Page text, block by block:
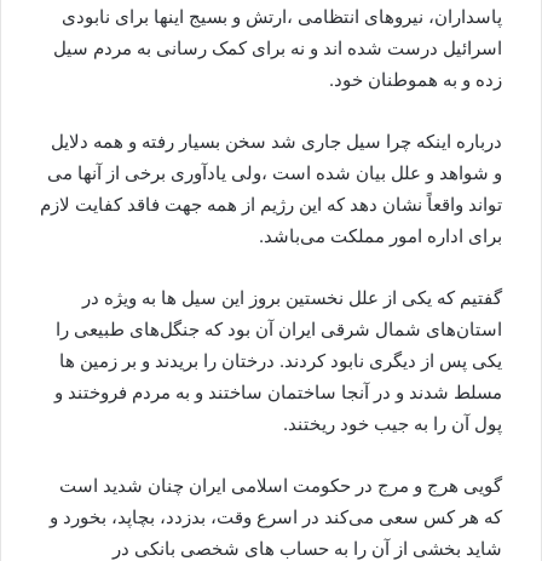
پاسداران، نیروهای انتظامی ،ارتش و بسیج اینها برای نابودی
اسرائیل درست شده اند و نه برای کمک رسانی به مردم سیل
زده و به هموطنان خود.
درباره اینکه چرا سیل جاری شد سخن بسیار رفته و همه دلایل
و شواهد و علل بیان شده است ،ولی یادآوری برخی از آنها می
تواند واقعاً نشان دهد که این رژیم از همه جهت فاقد کفایت لازم
برای اداره امور مملکت می‌باشد.
گفتیم که یکی از علل نخستین بروز این سیل ها به ویژه در
استان‌های شمال شرقی ایران آن بود که جنگل‌های طبیعی را
یکی پس از دیگری نابود کردند. درختان را بریدند و بر زمین ها
مسلط شدند و در آنجا ساختمان ساختند و به مردم فروختند و
پول آن را به جیب خود ریختند.
گویی هرج و مرج در حکومت اسلامی ایران چنان شدید است
که هر کس سعی می‌کند در اسرع وقت، بدزدد، بچاپد، بخورد و
شاید بخشی از آن را به حساب های شخصی بانکی در